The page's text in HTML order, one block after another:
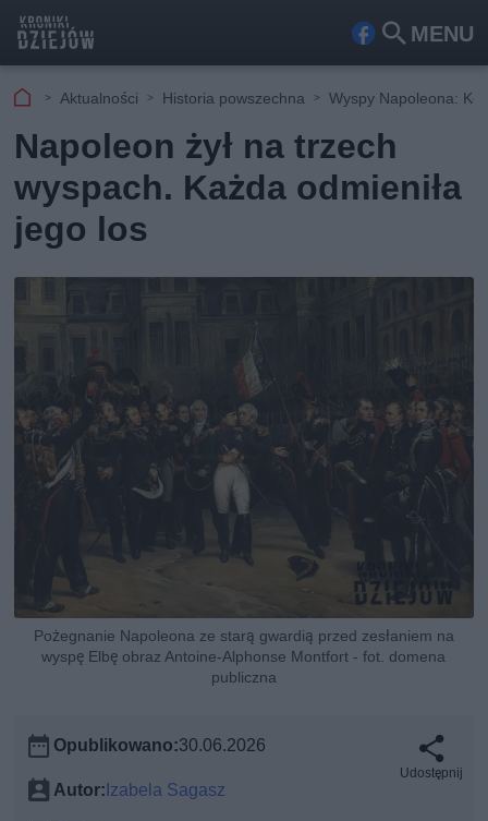
MENU
Fa
ook
Szu
kaj
Aktualności Historia powszechna Wyspy Napoleona:
Napoleon żył na trzech
wyspach. Każda odmieniła
jego los
Pożegnanie Napoleona ze starą gwardią przed zesłaniem na
wyspę Elbę obraz Antoine-Alphonse Montfort - fot. domena
publiczna
Opublikowano:30.06.2026
Autor: Izabela Sagasz
Udostępnij